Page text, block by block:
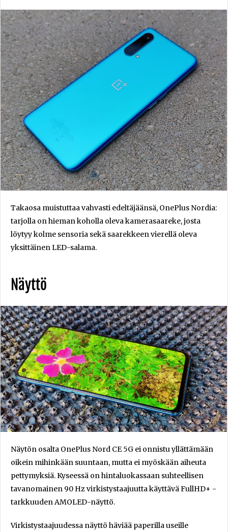
Takaosa muistuttaa vahvasti edeltäjäänsä, OnePlus Nordia:
tarjolla on hieman koholla oleva kamerasaareke, josta
löytyy kolme sensoria sekä saarekkeen vierellä oleva
yksittäinen LED-salama.
Näyttö
Näytön osalta OnePlus Nord CE 5G ei onnistu yllättämään
oikein mihinkään suuntaan, mutta ei myöskään aiheuta
pettymyksiä. Kyseessä on hintaluokassaan suhteellisen
tavanomainen 90 Hz virkistystaajuutta käyttävä FullHD+ -
tarkkuuden AMOLED-näyttö.
Virkistystaajuudessa näyttö häviää paperilla useille